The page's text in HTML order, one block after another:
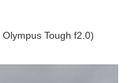
Tough f2.0)